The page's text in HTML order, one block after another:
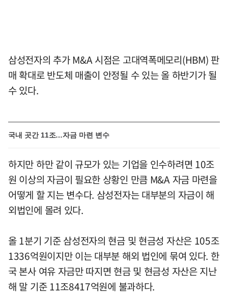
삼성전자의 추가 M&A 시점은 고대역폭메모리(HBM) 판
매 확대로 반도체 매출이 안정될 수 있는 올 하반기가 될
수 있다.
국내 곳간 11조…자금 마련 변수
하지만 하만 같이 규모가 있는 기업을 인수하려면 10조
원 이상의 자금이 필요한 상황인 만큼 M&A 자금 마련을
어떻게 할 지는 변수다. 삼성전자는 대부분의 자금이 해
외법인에 몰려 있다.
올 1분기 기준 삼성전자의 현금 및 현금성 자산은 105조
1336억원이지만 이는 대부분 해외 법인에 묶여 있다. 한
국 본사 여유 자금만 따지면 현금 및 현금성 자산은 지난
해 말 기준 11조8417억원에 불과하다.